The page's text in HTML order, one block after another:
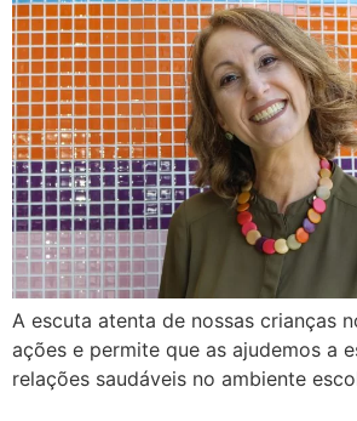
A escuta atenta de nossas crianças
ações e permite que as ajudemos a
relações saudáveis no ambiente